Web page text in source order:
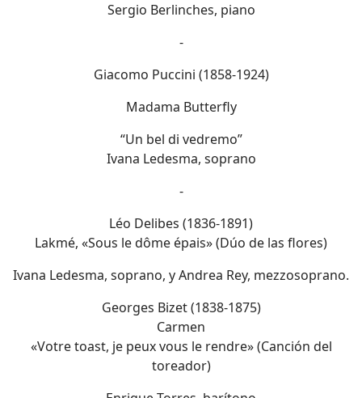
Sergio Berlinches, piano
-
Giacomo Puccini (1858-1924)
Madama Butterfly
“Un bel di vedremo”
Ivana Ledesma, soprano
-
Léo Delibes (1836-1891)
Lakmé, «Sous le dôme épais» (Dúo de las flores)
Ivana Ledesma, soprano, y Andrea Rey, mezzosoprano.
Georges Bizet (1838-1875)
Carmen
«Votre toast, je peux vous le rendre» (Canción del
toreador)